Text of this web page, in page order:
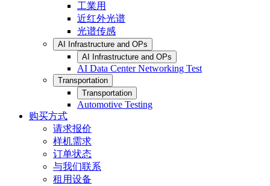
工業用
近红外光谱
光谱传感
AI Infrastructure and OPs
AI Infrastructure and OPs
AI Data Center Networking Test
Transportation
Transportation
Automotive Testing
购买方式
请求报价
样机需求
订单状态
与我们联系
租用设备